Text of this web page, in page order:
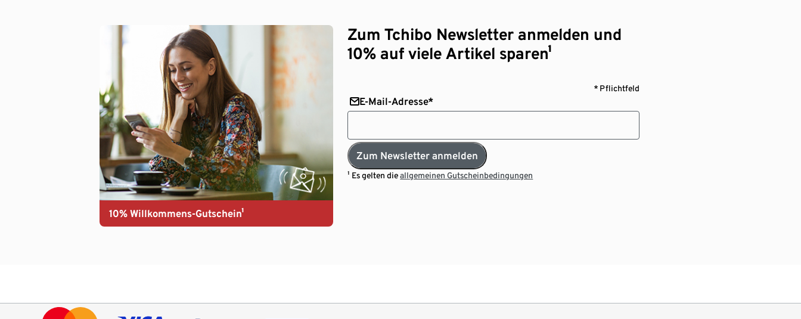
10% Willkommens-Gutschein¹
Zum Tchibo Newsletter anmelden und
10% auf viele Artikel sparen¹
* Pflichtfeld
E-Mail-Adresse*
Zum Newsletter anmelden
¹ Es gelten dieallgemeinen Gutscheinbedingungen